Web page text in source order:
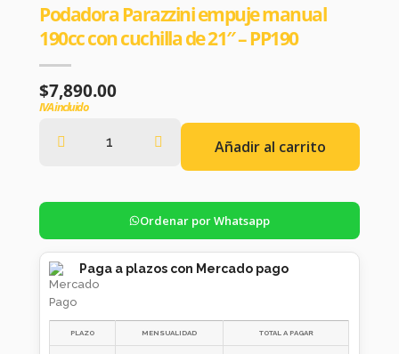
Podadora Parazzini empuje manual
190cc con cuchilla de 21″ – PP190
$7,890.00
IVA incluido
Añadir al carrito
Ordenar por Whatsapp
Paga a plazos con Mercado pago
PLAZO MENSUALIDAD TOTAL A PAGAR